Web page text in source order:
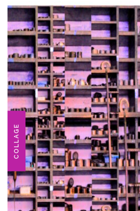
COLLAGE